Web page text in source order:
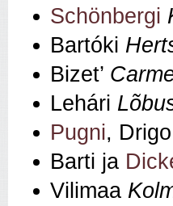
Schönbergi
Bartóki
Bizet’
Lehári
Pugni,
Barti ja
Vilimaa